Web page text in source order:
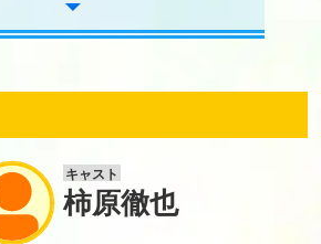
キャスト
柿原徹也